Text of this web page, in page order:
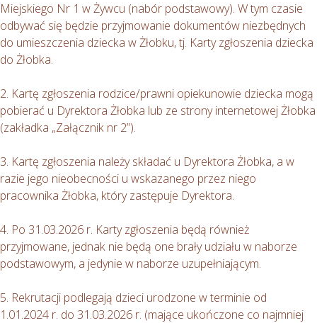
Miejskiego Nr 1 w Żywcu (nabór podstawowy). W tym czasie
odbywać się będzie przyjmowanie dokumentów niezbędnych
do umieszczenia dziecka w Żłobku, tj. Karty zgłoszenia dziecka
do Żłobka.
2. Kartę zgłoszenia rodzice/prawni opiekunowie dziecka mogą
pobierać u Dyrektora Żłobka lub ze strony internetowej Żłobka
(zakładka „Załącznik nr 2”).
3. Kartę zgłoszenia należy składać u Dyrektora Żłobka, a w
razie jego nieobecności u wskazanego przez niego
pracownika Żłobka, który zastępuje Dyrektora.
4. Po 31.03.2026 r. Karty zgłoszenia będą również
przyjmowane, jednak nie będą one brały udziału w naborze
podstawowym, a jedynie w naborze uzupełniającym.
5. Rekrutacji podlegają dzieci urodzone w terminie od
1.01.2024 r. do 31.03.2026 r. (mające ukończone co najmniej